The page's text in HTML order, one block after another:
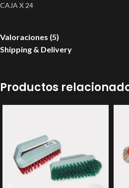
CAJA X 24
Valoraciones (5)
Shipping & Delivery
Productos